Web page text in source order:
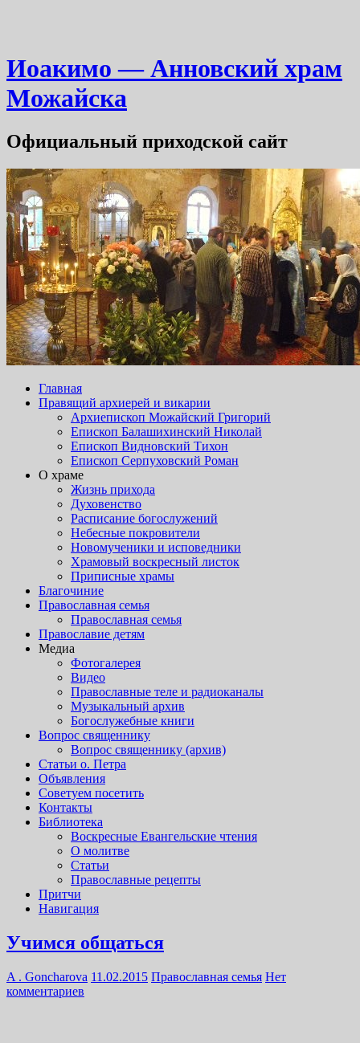
Иоакимо — Анновский храм
Можайска
Официальный приходской сайт
Главная
Правящий архиерей и викарии
Архиепископ Можайский Григорий
Епископ Балашихинский Николай
Епископ Видновский Тихон
Епископ Серпуховский Роман
О храме
Жизнь прихода
Духовенство
Расписание богослужений
Небесные покровители
Новомученики и исповедники
Храмовый воскресный листок
Приписные храмы
Благочиние
Православная семья
Православная семья
Православие детям
Медиа
Фотогалерея
Видео
Православные теле и радиоканалы
Музыкальный архив
Богослужебные книги
Вопрос священнику
Вопрос священнику (архив)
Статьи о. Петра
Объявления
Советуем посетить
Контакты
Библиотека
Воскресные Евангельские чтения
О молитве
Статьи
Православные рецепты
Притчи
Навигация
Учимся общаться
A . Goncharova 11.02.2015 Православная семья Нет
комментариев